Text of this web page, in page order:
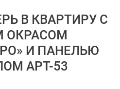
В КВАРТИРУ С
ОКРАСОМ
И ПАНЕЛЬЮ
АРТ-53